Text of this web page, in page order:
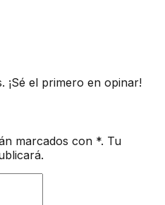
¡Sé el primero en opinar!
marcados con *. Tu